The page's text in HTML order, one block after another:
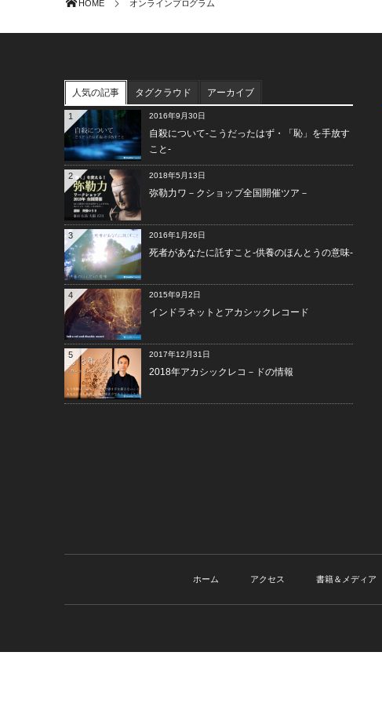
HOME オンラインプログラム
人気の記事 タグクラウド アーカイブ
2016年9月30日
自殺について-こうだったはず・「恥」を手放す
こと-
1
2018年5月13日
弥勒力ワ－クショップ全国開催ツア－
2
2016年1月26日
死者があなたに託すこと-供養のほんとうの意味-
3
2015年9月2日
インドラネットとアカシックレコード
4
2017年12月31日
2018年アカシックレコ－ドの情報
5
ホーム アクセス 書籍＆メディア